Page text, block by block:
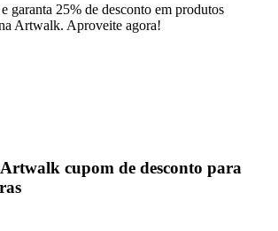
garanta 25% de desconto em produtos
Artwalk. Aproveite agora!
cupom de desconto para